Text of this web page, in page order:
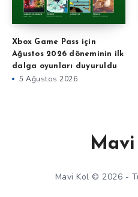
Xbox Game Pass için
Ağustos 2026 döneminin ilk
dalga oyunları duyuruldu
5 Ağustos 2026
Mavi Kol © 2026 -